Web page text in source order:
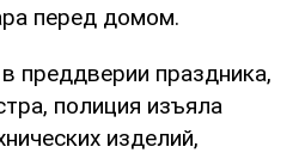
перед домом.
преддверии праздника,
полиция изъяла
изделий,